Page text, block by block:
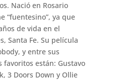
Nació en Rosario
“fuentesino”, ya que
de vida en el
Santa Fe. Su película
y entre sus
favoritos están: Gustavo
3 Doors Down y Ollie